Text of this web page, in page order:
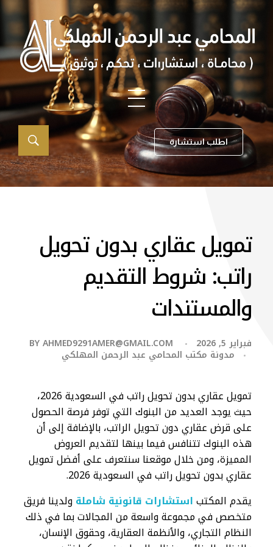
اطلب استشارة
تمويل عقاري بدون تحويل
راتب: شروط التقديم
والمستندات
فبراير 5, 2026 BYAHMED9291AMER@GMAIL.COM
مدونة مكتب المحامي عبد الرحمن المهلكي
تمويل عقاري بدون تحويل راتب في السعودية 2026،
حيث يوجد العديد من البنوك التي توفر فرصة الحصول
على قرض عقاري دون تحويل الراتب، بالإضافة إلى أن
هذه البنوك تتنافس فيما بينها لتقديم العروض
المميزة، ومن خلال موقعنا سنتعرف على أفضل تمويل
عقاري بدون تحويل راتب في السعودية 2026.
يقدم المكتباستشارات قانونية شاملةولدينا فريق
متخصص في مجموعة واسعة من المجالات بما في ذلك
النظام التجاري، والأنظمة العقارية، وحقوق الإنسان،